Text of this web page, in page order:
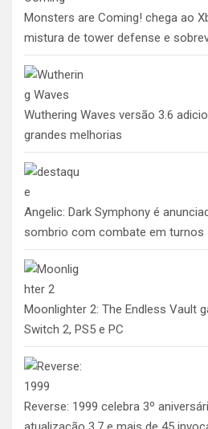
Monsters are Coming! chega ao
mistura de tower defense e
Wuthering Waves versão 3.6
grandes melhorias
Angelic: Dark Symphony é
sombrio com combate em turnos
Moonlighter 2: The Endless Vault
Switch 2, PS5 e PC
Reverse: 1999 celebra 3º